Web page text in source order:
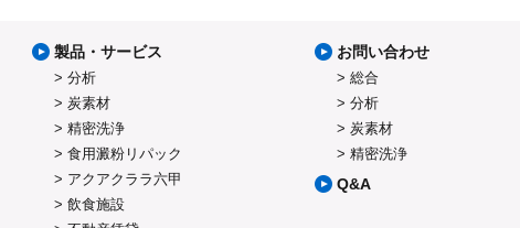
製品・サービス
分析
炭素材
精密洗浄
食用澱粉リパック
アクアクララ六甲
飲食施設
お問い合わせ
総合
分析
炭素材
精密洗浄
Q&A